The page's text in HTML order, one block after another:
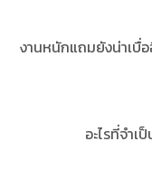
งานหนักแถมยังน่าเบื่
อะไรที่จำ